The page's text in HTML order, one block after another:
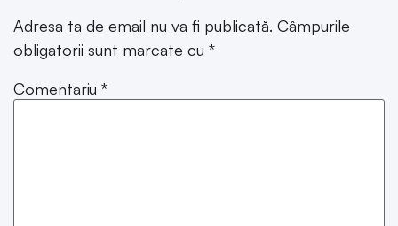
Adresa ta de email nu va fi publicată. Câmpurile
obligatorii sunt marcate cu *
Comentariu *